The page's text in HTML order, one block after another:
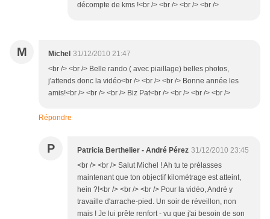
décompte de kms !<br /> <br /> <br /> <br />
M Michel 31/12/2010 21:47
<br /> <br /> Belle rando ( avec piaillage) belles photos,
j'attends donc la vidéo<br /> <br /> <br /> Bonne année les
amis!<br /> <br /> <br /> Biz Pat<br /> <br /> <br /> <br />
Répondre
P Patricia Berthelier - André Pérez 31/12/2010 23:45
<br /> <br /> Salut Michel ! Ah tu te prélasses
maintenant que ton objectif kilométrage est atteint,
hein ?!<br /> <br /> <br /> Pour la vidéo, André y
travaille d'arrache-pied. Un soir de réveillon, non
mais ! Je lui prête renfort - vu que j'ai besoin de son